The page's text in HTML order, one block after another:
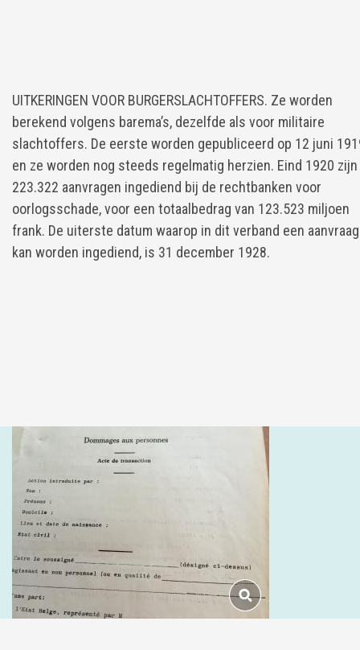
UITKERINGEN VOOR BURGERSLACHTOFFERS. Ze worden
berekend volgens barema’s, dezelfde als voor militaire
slachtoffers. De eerste worden gepubliceerd op 12 juni
en ze worden nog steeds regelmatig herzien. Eind 1920 zijn
223.322 aanvragen ingediend bij de rechtbanken voor
oorlogsschade, voor een totaalbedrag van 123.523 miljoen
frank. De uiterste datum waarop in dit verband een aanvraag
kan worden ingediend, is 31 december 1928.